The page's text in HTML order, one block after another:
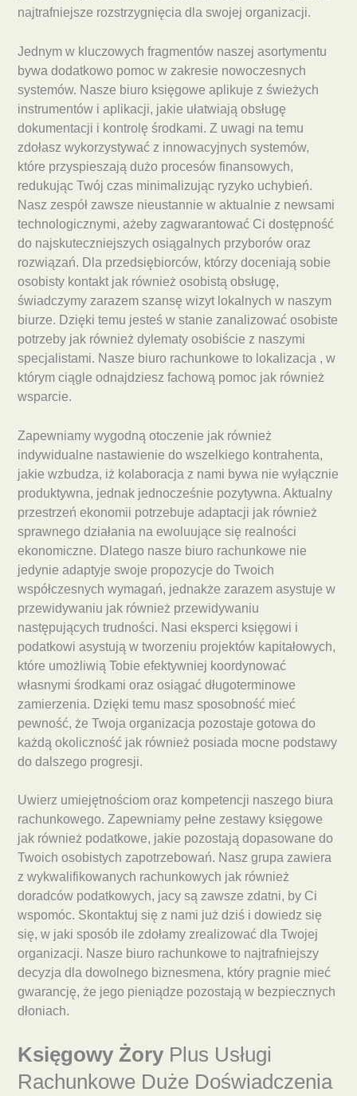
najtrafniejsze rozstrzygnięcia dla swojej organizacji.
Jednym w kluczowych fragmentów naszej asortymentu
bywa dodatkowo pomoc w zakresie nowoczesnych
systemów. Nasze biuro księgowe aplikuje z świeżych
instrumentów i aplikacji, jakie ułatwiają obsługę
dokumentacji i kontrolę środkami. Z uwagi na temu
zdołasz wykorzystywać z innowacyjnych systemów,
które przyspieszają dużo procesów finansowych,
redukując Twój czas minimalizując ryzyko uchybień.
Nasz zespół zawsze nieustannie w aktualnie z newsami
technologicznymi, ażeby zagwarantować Ci dostępność
do najskuteczniejszych osiągalnych przyborów oraz
rozwiązań. Dla przedsiębiorców, którzy doceniają sobie
osobisty kontakt jak również osobistą obsługę,
świadczymy zarazem szansę wizyt lokalnych w naszym
biurze. Dzięki temu jesteś w stanie zanalizować osobiste
potrzeby jak również dylematy osobiście z naszymi
specjalistami. Nasze biuro rachunkowe to lokalizacja , w
którym ciągle odnajdziesz fachową pomoc jak również
wsparcie.
Zapewniamy wygodną otoczenie jak również
indywidualne nastawienie do wszelkiego kontrahenta,
jakie wzbudza, iż kolaboracja z nami bywa nie wyłącznie
produktywna, jednak jednocześnie pozytywna. Aktualny
przestrzeń ekonomii potrzebuje adaptacji jak również
sprawnego działania na ewoluujące się realności
ekonomiczne. Dlatego nasze biuro rachunkowe nie
jedynie adaptyje swoje propozycje do Twoich
współczesnych wymagań, jednakże zarazem asystuje w
przewidywaniu jak również przewidywaniu
następujących trudności. Nasi eksperci księgowi i
podatkowi asystują w tworzeniu projektów kapitałowych,
które umożliwią Tobie efektywniej koordynować
własnymi środkami oraz osiągać długoterminowe
zamierzenia. Dzięki temu masz sposobność mieć
pewność, że Twoja organizacja pozostaje gotowa do
każdą okoliczność jak również posiada mocne podstawy
do dalszego progresji.
Uwierz umiejętnościom oraz kompetencji naszego biura
rachunkowego. Zapewniamy pełne zestawy księgowe
jak również podatkowe, jakie pozostają dopasowane do
Twoich osobistych zapotrzebowań. Nasz grupa zawiera
z wykwalifikowanych rachunkowych jak również
doradców podatkowych, jacy są zawsze zdatni, by Ci
wspomóc. Skontaktuj się z nami już dziś i dowiedz się
się, w jaki sposób ile zdołamy zrealizować dla Twojej
organizacji. Nasze biuro rachunkowe to najtrafniejszy
decyzja dla dowolnego biznesmena, który pragnie mieć
gwarancję, że jego pieniądze pozostają w bezpiecznych
dłoniach.
Księgowy Żory Plus Usługi
Rachunkowe Duże Doświadczenia